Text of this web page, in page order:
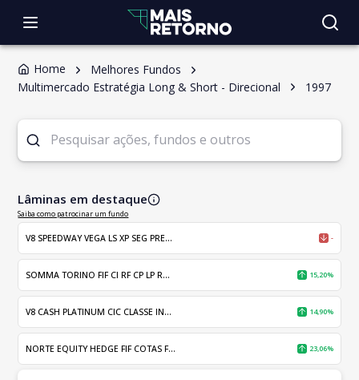
Home
Melhores Fundos
Multimercado Estratégia Long & Short - Direcional
1997
Lâminas em destaque
Saiba como patrocinar um fundo
V8 SPEEDWAY VEGA LS XP SEG PRE... -
SOMMA TORINO FIF CI RF CP LP R... 15,20%
V8 CASH PLATINUM CIC CLASSE IN... 14,90%
NORTE EQUITY HEDGE FIF COTAS F... 23,06%